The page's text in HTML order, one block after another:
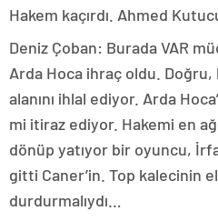
Hakem kaçırdı. Ahmed
Deniz Çoban: Burada VAR
Arda Hoca ihraç oldu. Doğru,
alanını ihlal ediyor. Arda
mi itiraz ediyor. Hakemi en
dönüp yatıyor bir oyuncu,
gitti Caner’in. Top kalecinin
durdurmalıydı…